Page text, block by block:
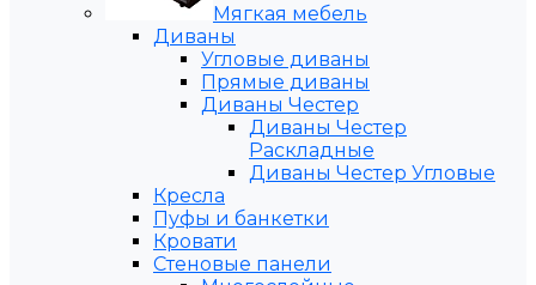
Мягкая мебель
Диваны
Угловые диваны
Прямые диваны
Диваны Честер
Диваны Честер
Раскладные
Диваны Честер Угловые
Кресла
Пуфы и банкетки
Кровати
Стеновые панели